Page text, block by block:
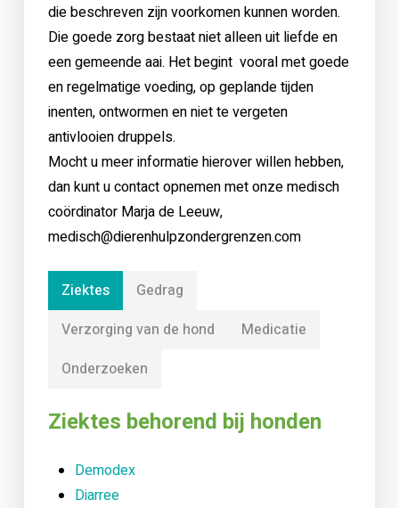
die beschreven zijn voorkomen kunnen worden.
Die goede zorg bestaat niet alleen uit liefde en
een gemeende aai. Het begint vooral met goede
en regelmatige voeding, op geplande tijden
inenten, ontwormen en niet te vergeten
antivlooien druppels.
Mocht u meer informatie hierover willen hebben,
dan kunt u contact opnemen met onze medisch
coördinator Marja de Leeuw,
medisch@dierenhulpzondergrenzen.com
Ziektes
Gedrag
Verzorging van de hond
Medicatie
Onderzoeken
Ziektes behorend bij honden
Demodex
Diarree